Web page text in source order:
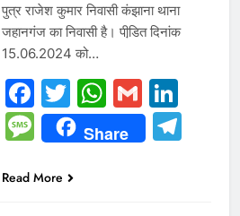
पुत्र राजेश कुमार निवासी कंझाना थाना
जहानगंज का निवासी है। पीडि़त दिनांक
15.06.2024 को…
Facebook
TwitterGmail
Message
Share
Read More